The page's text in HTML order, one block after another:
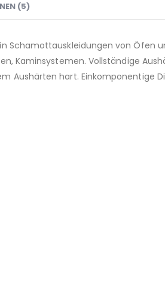
(5)
Schamottauskleidungen von Öfen
Kaminsystemen. Vollständige
Aushärten hart. Einkomponentige